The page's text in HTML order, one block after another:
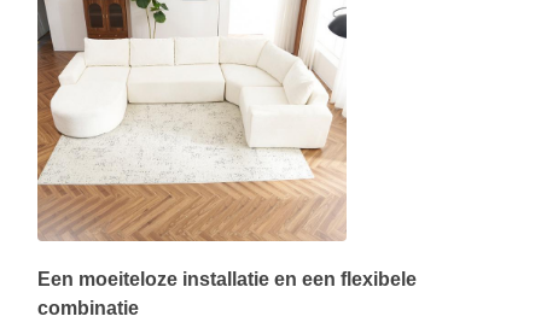
Een moeiteloze installatie en een flexibele
combinatie